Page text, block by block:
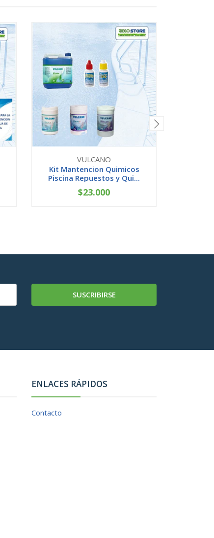
VULCANO
Kit Mantencion Quimicos
Piscina Repuestos y Qui...
+
$23.000
SUSCRIBIRSE
ENLACES RÁPIDOS
Contacto